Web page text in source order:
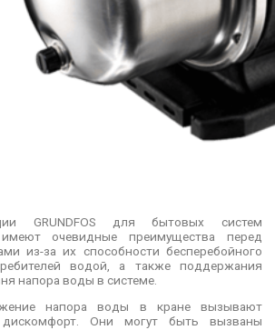
GRUNDFOS для бытовых систем
очевидные преимущества перед
из-за их способности бесперебойного
водой, а также поддержания
напора воды в системе.
напора воды в кране вызывают
Они могут быть вызваны